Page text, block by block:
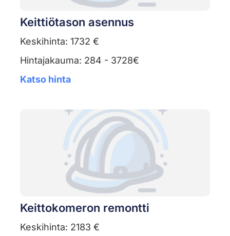
Keittiötason asennus
Keskihinta: 1732 €
Hintajakauma: 284 - 3728€
Katso hinta
Keittokomeron remontti
Keskihinta: 2183 €